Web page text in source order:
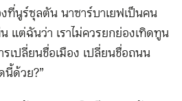
ที่นูร์ซุลตัน นาซาร์บาเยฟเป็นคน
แต่ฉันว่า เราไม่ควรยกย่องเทิดทูน
รเปลี่ยนชื่อเมือง เปลี่ยนชื่อถนน
นี้ด้วย?”